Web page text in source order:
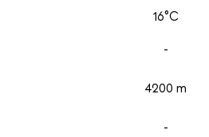
16°C
-
4200 m
-